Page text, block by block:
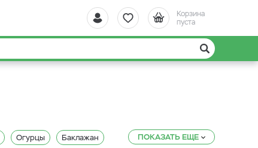
Корзина
пуста
Огурцы
Баклажан
ПОКАЗАТЬ ЕЩЕ